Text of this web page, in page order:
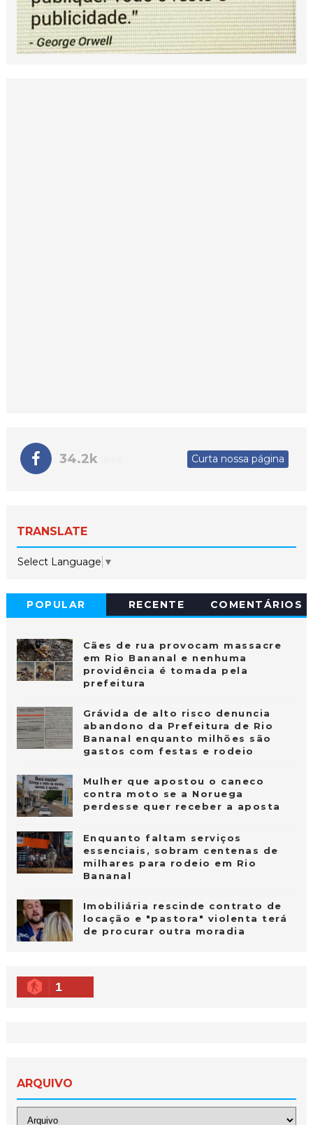
34.2k Curta nossa página
TRANSLATE
Select Language ▼
POPULAR RECENTE COMENTÁRIOS
Cães de rua provocam massacre
em Rio Bananal e nenhuma
providência é tomada pela
prefeitura
Grávida de alto risco denuncia
abandono da Prefeitura de Rio
Bananal enquanto milhões são
gastos com festas e rodeio
Mulher que apostou o caneco
contra moto se a Noruega
perdesse quer receber a aposta
Enquanto faltam serviços
essenciais, sobram centenas de
milhares para rodeio em Rio
Bananal
Imobiliária rescinde contrato de
locação e "pastora" violenta terá
de procurar outra moradia
1
ARQUIVO